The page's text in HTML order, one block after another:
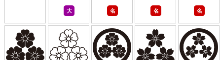
大 名 名 名